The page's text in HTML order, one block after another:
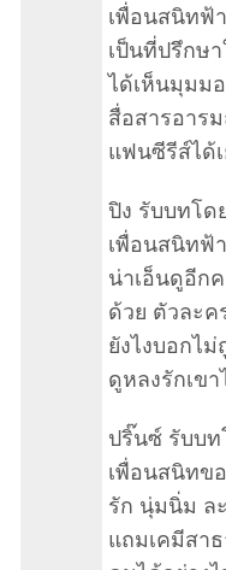
เพื่อนสนิทฟ้
เป็นที่ปรึกษ
ได้เห็นมุมม
สื่อสารอาร
แฟนซีรีส์ได้เ
ปิง รับบทโ
เพื่อนสนิทฟ้
น่าเอ็นดูอีก
ด้วย ตัวละ
ยังไงบอกไ
ดูหลงรักเขา
ปริ๊นซ์ รับบ
เพื่อนสนิทข
รัก นุ่มนิ่ม ล
แถมเคมีสา